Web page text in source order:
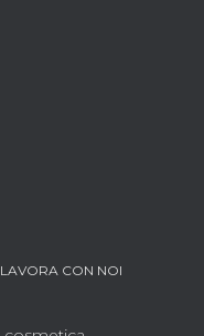
LAVORA CON NOI